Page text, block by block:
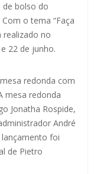
bolso do
o tema “Faça
realizado no
22 de junho.
redonda com
mesa redonda
Jonatha Rospide,
André
lançamento foi
de Pietro